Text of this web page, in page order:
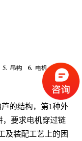
的结构，第1种外
，要求电机穿过链
及装配工艺上的困